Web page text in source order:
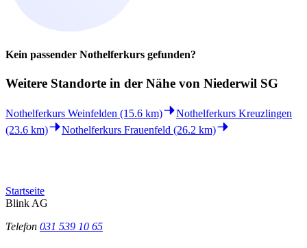
Kein passender Nothelferkurs gefunden?
Weitere Standorte in der Nähe von Niederwil SG
Nothelferkurs Weinfelden (15.6 km)
Nothelferkurs Kreuzlingen
(23.6 km)
Nothelferkurs Frauenfeld (26.2 km)
Startseite
Blink AG
Telefon 031 539 10 65